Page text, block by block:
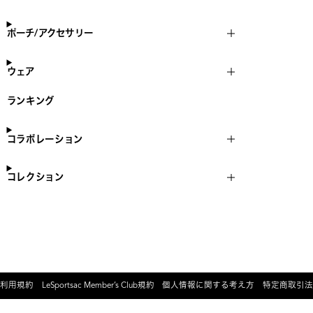
ポーチ/アクセサリー
ウェア
ランキング
コラボレーション
コレクション
利用規約 LeSportsac Member’s Club規約 個人情報に関する考え方 特定商取引